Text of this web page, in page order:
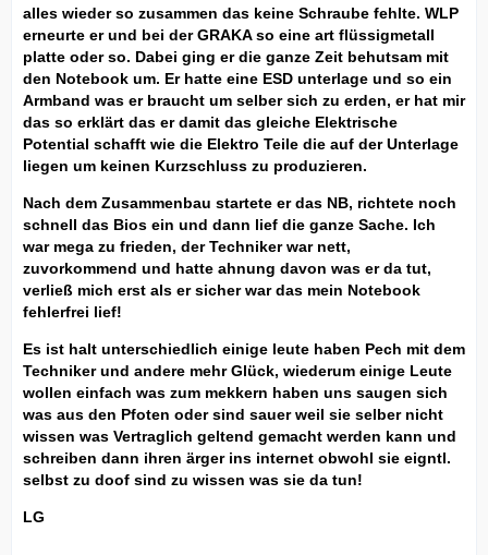
alles wieder so zusammen das keine Schraube fehlte. WLP
erneurte er und bei der GRAKA so eine art flüssigmetall
platte oder so. Dabei ging er die ganze Zeit behutsam mit
den Notebook um. Er hatte eine ESD unterlage und so ein
Armband was er braucht um selber sich zu erden, er hat mir
das so erklärt das er damit das gleiche Elektrische
Potential schafft wie die Elektro Teile die auf der Unterlage
liegen um keinen Kurzschluss zu produzieren.
Nach dem Zusammenbau startete er das NB, richtete noch
schnell das Bios ein und dann lief die ganze Sache. Ich
war mega zu frieden, der Techniker war nett,
zuvorkommend und hatte ahnung davon was er da tut,
verließ mich erst als er sicher war das mein Notebook
fehlerfrei lief!
Es ist halt unterschiedlich einige leute haben Pech mit dem
Techniker und andere mehr Glück, wiederum einige Leute
wollen einfach was zum mekkern haben uns saugen sich
was aus den Pfoten oder sind sauer weil sie selber nicht
wissen was Vertraglich geltend gemacht werden kann und
schreiben dann ihren ärger ins internet obwohl sie eigntl.
selbst zu doof sind zu wissen was sie da tun!
LG